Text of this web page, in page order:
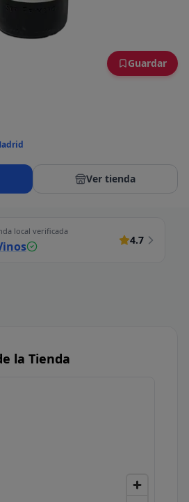
Guardar
Ver tienda
local verificada
4.7
la Tienda